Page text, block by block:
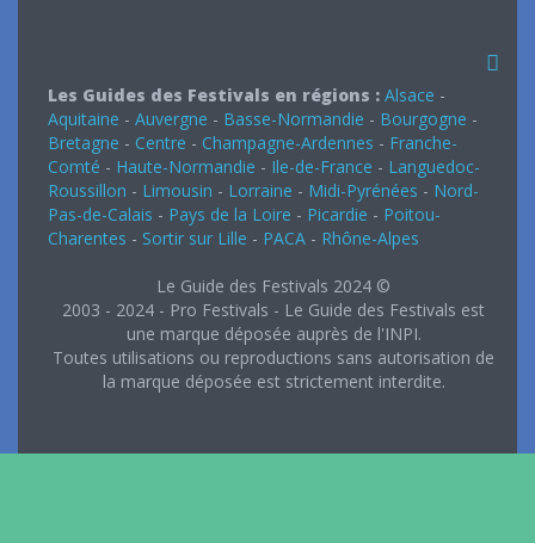
Les Guides des Festivals en régions : Alsace -
Aquitaine - Auvergne - Basse-Normandie - Bourgogne -
Bretagne - Centre - Champagne-Ardennes - Franche-
Comté - Haute-Normandie - Ile-de-France - Languedoc-
Roussillon - Limousin - Lorraine - Midi-Pyrénées - Nord-
Pas-de-Calais - Pays de la Loire - Picardie - Poitou-
Charentes - Sortir sur Lille - PACA - Rhône-Alpes
Le Guide des Festivals 2024 ©
2003 - 2024 - Pro Festivals - Le Guide des Festivals est
une marque déposée auprès de l'INPI.
Toutes utilisations ou reproductions sans autorisation de
la marque déposée est strictement interdite.